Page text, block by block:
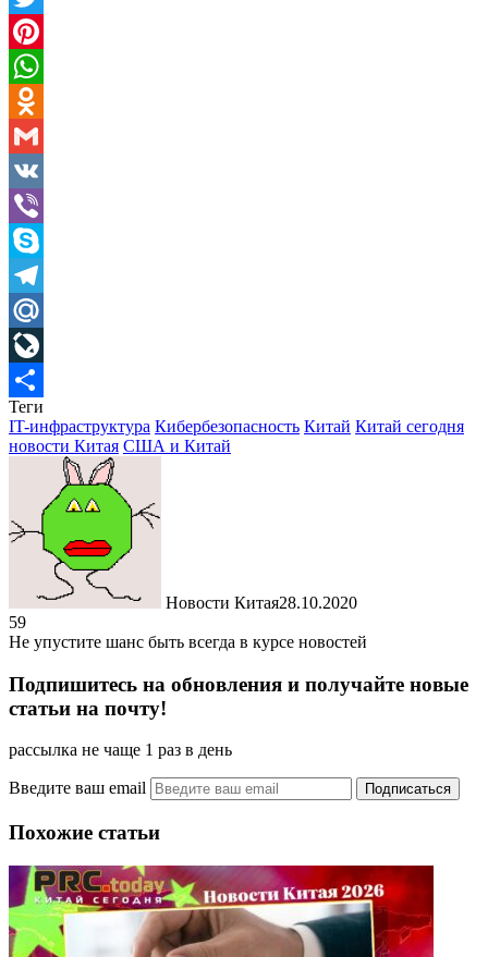
Twitter
Pinterest
WhatsApp
Odnoklassniki
Gmail
VK
Viber
Skype
Telegram
Mail.Ru
LiveJournal
Отправить
Теги
IT-инфраструктура Кибербезопасность Китай Китай сегодня
новости Китая США и Китай
Новости Китая28.10.2020
59
Не упустите шанс быть всегда в курсе новостей
Подпишитесь на обновления и получайте новые
статьи на почту!
рассылка не чаще 1 раз в день
Введите ваш email
Похожие статьи